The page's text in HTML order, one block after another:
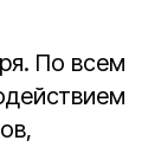
По всем